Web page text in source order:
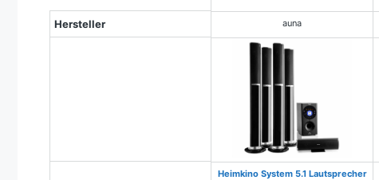
Hersteller auna
Heimkino System 5.1 Lautsprecher